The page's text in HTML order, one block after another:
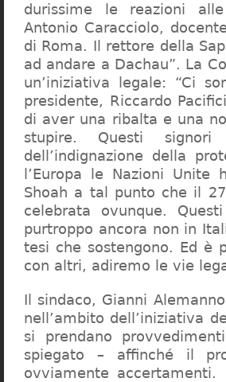
durissime le reazioni
Antonio Caracciolo,
di Roma. Il rettore della
ad andare a Dachau”. La
un’iniziativa legale: “Ci
presidente, Riccardo
di aver una ribalta e una
stupire. Questi
dell’indignazione della
l’Europa le Nazioni
Shoah a tal punto che il
celebrata ovunque.
purtroppo ancora non in
tesi che sostengono. Ed è
con altri, adiremo le vie
Il sindaco, Gianni
nell’ambito dell’iniziativa
si prendano
spiegato – affinché il
ovviamente